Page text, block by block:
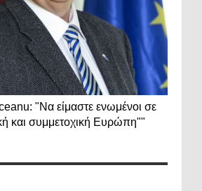
"Να είμαστε ενωμένοι σε
και συμμετοχική Ευρώπη""